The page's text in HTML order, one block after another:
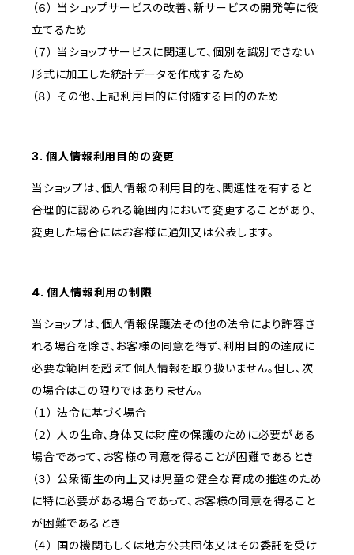
（６） 当ショップサービスの改善、新サービスの開発等に役
立てるため
（７） 当ショップサービスに関連して、個別を識別できない
形式に加工した統計データを作成するため
（８） その他、上記利用目的に付随する目的のため
3. 個人情報利用目的の変更
当ショップは、個人情報の利用目的を、関連性を有すると
合理的に認められる範囲内において変更することがあり、
変更した場合にはお客様に通知又は公表します。
4. 個人情報利用の制限
当ショップは、個人情報保護法その他の法令により許容さ
れる場合を除き、お客様の同意を得ず、利用目的の達成に
必要な範囲を超えて個人情報を取り扱いません。但し、次
の場合はこの限りではありません。
（１） 法令に基づく場合
（２） 人の生命、身体又は財産の保護のために必要がある
場合であって、お客様の同意を得ることが困難であるとき
（３） 公衆衛生の向上又は児童の健全な育成の推進のため
に特に必要がある場合であって、お客様の同意を得ること
が困難であるとき
（４） 国の機関もしくは地方公共団体又はその委託を受け